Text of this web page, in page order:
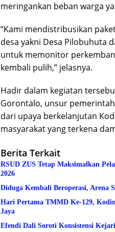
meringankan beban warga
“Kami mendistribusikan
desa yakni Desa Pilobuhuta
untuk memonitor
kembali pulih,” jelasnya.
Hadir dalam kegiatan
Gorontalo, unsur
dari upaya berkelanjutan
masyarakat yang terkena
Berita Terkait
RSUD ZUS Tetap Maksimalkan
2026
Diduga Kembali Beroperasi, Arena
Hari Pertama TMMD Ke-129,
Jaya
Efendi Dali Soroti Konsistensi